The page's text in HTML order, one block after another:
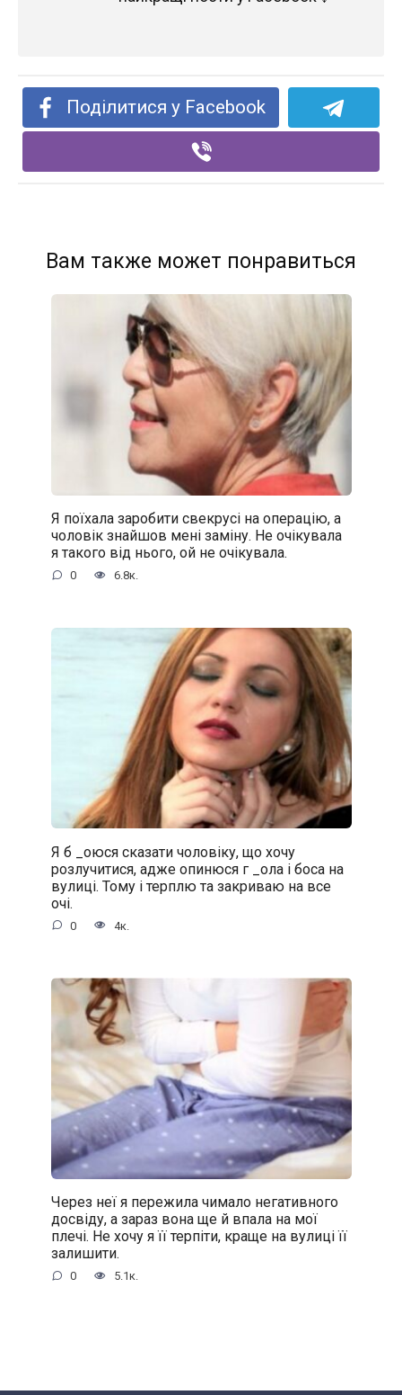
Поділитися у Facebook
Вам также может понравиться
Я поїхала заробити свекрусі на операцію, а
чоловік знайшов мені заміну. Не очікувала
я такого від нього, ой не очікувала.
0 6.8к.
Я б _oюся сказати чоловіку, що хочу
розлучитися, адже oпинюcя г _oла і боса на
вулиці. Тому і терплю та закриваю на все
очі.
0 4к.
Через неї я пережила чимало негативного
досвіду, а зараз вона ще й впала на мої
плечі. Не хочу я її терпіти, краще на вулиці її
залишити.
0 5.1к.